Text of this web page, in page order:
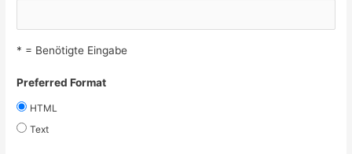
* = Benötigte Eingabe
Preferred Format
HTML
Text